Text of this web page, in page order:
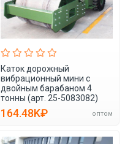
Каток дорожный
вибрационный мини с
двойным барабаном 4
тонны (арт. 25-5083082)
164.48K₽ оптом